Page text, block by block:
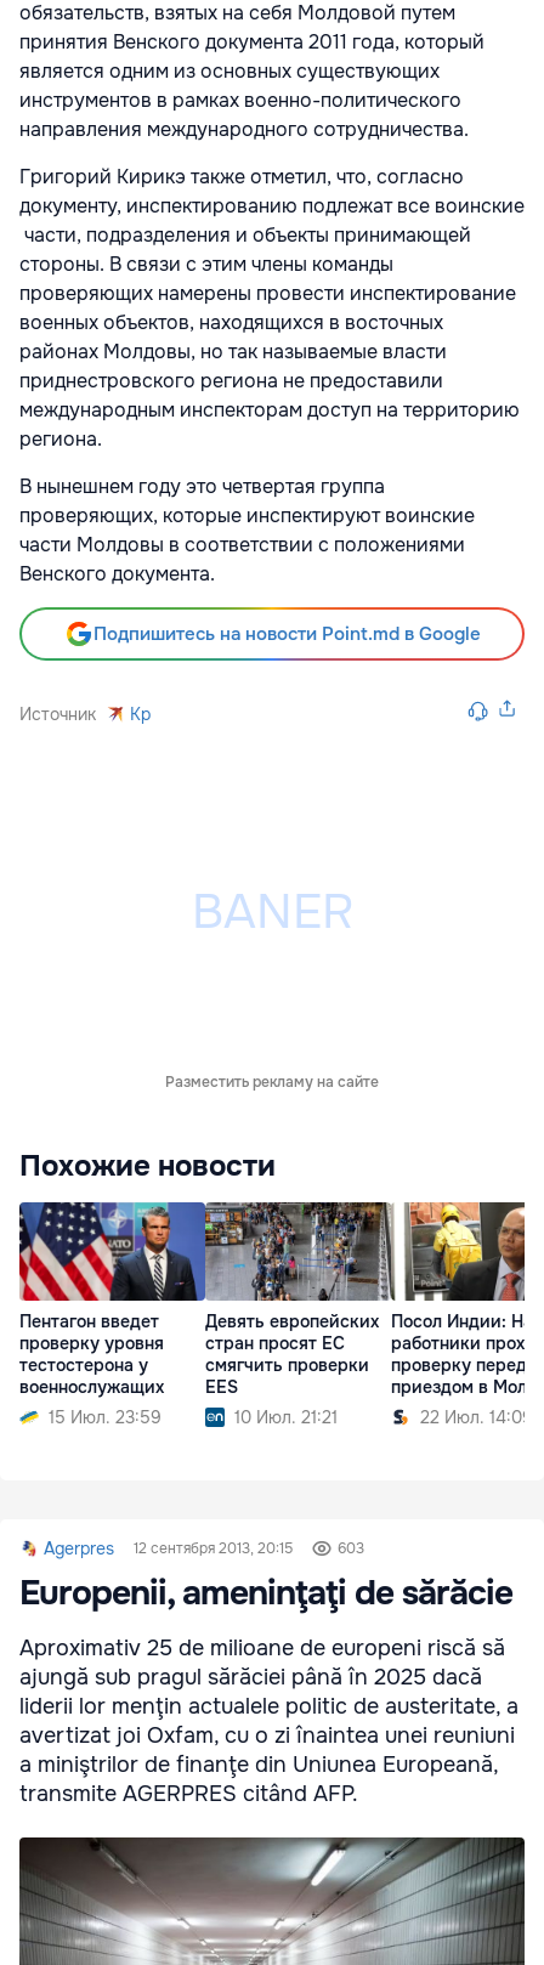
обязательств, взятых на себя Молдовой путем
принятия Венского документа 2011 года, который
является одним из основных существующих
инструментов в рамках военно-политического
направления международного сотрудничества.
Григорий Кирикэ также отметил, что, согласно
документу, инспектированию подлежат все воинские
части, подразделения и объекты принимающей
стороны. В связи с этим члены команды
проверяющих намерены провести инспектирование
военных объектов, находящихся в восточных
районах Молдовы, но так называемые власти
приднестровского региона не предоставили
международным инспекторам доступ на территорию
региона.
В нынешнем году это четвертая группа
проверяющих, которые инспектируют воинские
части Молдовы в соответствии с положениями
Венского документа.
Подпишитесь на новости Point.md в Google
Источник Kp
Разместить рекламу на сайте
Похожие новости
Пентагон введет
проверку уровня
тестостерона у
военнослужащих
15 Июл. 23:59
Девять европейских
стран просят ЕС
смягчить проверки
EES
10 Июл. 21:21
Посол Индии:
работники
проверку перед
приездом в
22 Июл. 14:09
Agerpres 12 сентября 2013, 20:15 603
Europenii, ameninţaţi de sărăcie
Aproximativ 25 de milioane de europeni riscă să
ajungă sub pragul sărăciei până în 2025 dacă
liderii lor menţin actualele politic de austeritate, a
avertizat joi Oxfam, cu o zi înaintea unei reuniuni
a miniştrilor de finanţe din Uniunea Europeană,
transmite AGERPRES citând AFP.